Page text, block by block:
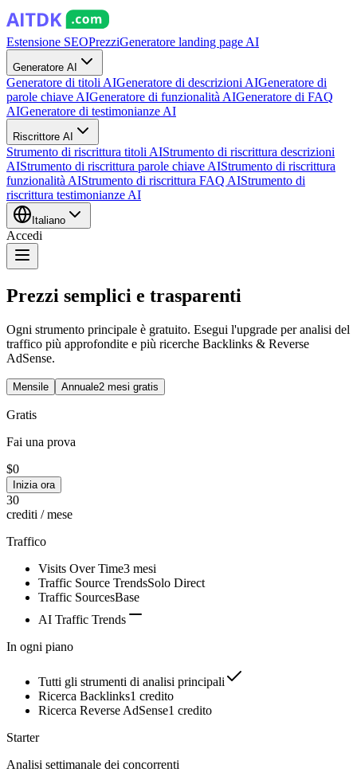
Estensione SEOPrezziGeneratore landing page AI
Generatore AI
Generatore di titoli AIGeneratore di descrizioni AIGeneratore di
parole chiave AIGeneratore di funzionalità AIGeneratore di FAQ
AIGeneratore di testimonianze AI
Riscrittore AI
Strumento di riscrittura titoli AIStrumento di riscrittura descrizioni
AIStrumento di riscrittura parole chiave AIStrumento di riscrittura
funzionalità AIStrumento di riscrittura FAQ AIStrumento di
riscrittura testimonianze AI
Italiano
Accedi
Prezzi semplici e trasparenti
Ogni strumento principale è gratuito. Esegui l'upgrade per analisi del
traffico più approfondite e più ricerche Backlinks & Reverse
AdSense.
Mensile Annuale2 mesi gratis
Gratis
Fai una prova
$0
Inizia ora
30
crediti / mese
Traffico
Visits Over Time3 mesi
Traffic Source TrendsSolo Direct
Traffic SourcesBase
AI Traffic Trends
In ogni piano
Tutti gli strumenti di analisi principali
Ricerca Backlinks1 credito
Ricerca Reverse AdSense1 credito
Starter
Analisi settimanale dei concorrenti